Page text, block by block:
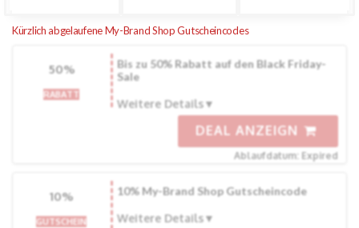
Kürzlich abgelaufene My-Brand Shop Gutscheincodes
50%
RABATT
Bis zu 50% Rabatt auf den Black Friday-
Sale
Weitere Details
DEAL ANZEIGN
Ablaufdatum: Expired
10%
GUTSCHEIN
10% My-Brand Shop Gutscheincode
Weitere Details